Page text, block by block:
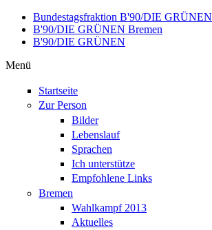
Direkt zum Inhalt
Bundestagsfraktion B'90/DIE GRÜNEN
B'90/DIE GRÜNEN Bremen
B'90/DIE GRÜNEN
Menü
Startseite
Zur Person
Bilder
Lebenslauf
Sprachen
Ich unterstütze
Empfohlene Links
Bremen
Wahlkampf 2013
Aktuelles